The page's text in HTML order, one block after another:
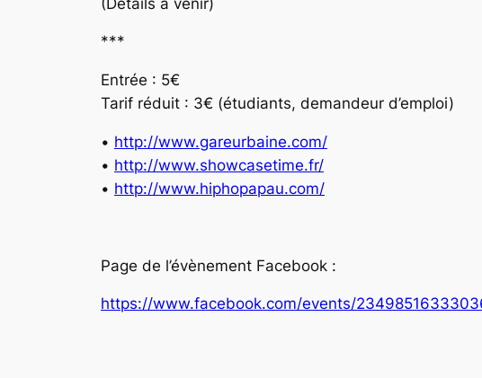
***
Entrée : 5€
Tarif réduit : 3€ (étudiants, demandeur d’emploi)
• http://www.gareurbaine.com/
• http://www.showcasetime.fr/
• http://www.hiphopapau.com/
Page de l’évènement Facebook :
https://www.facebook.com/events/